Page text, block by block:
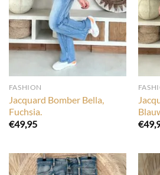
FASHION
Jacquard Bomber Bella,
Fuchsia.
€49,95
€